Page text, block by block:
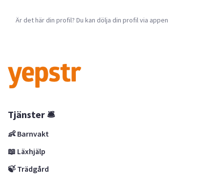
Är det här din profil? Du kan dölja din profil via appen
Tjänster 🛎
👶 Barnvakt
📖 Läxhjälp
🍃 Trädgård